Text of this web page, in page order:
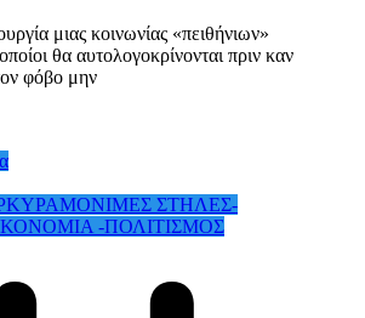
μιας κοινωνίας «πειθήνιων»
θα αυτολογοκρίνονται πριν καν
φόβο μην
ΜΟΝΙΜΕΣ ΣΤΗΛΕΣ-
-ΠΟΛΙΤΙΣΜΟΣ